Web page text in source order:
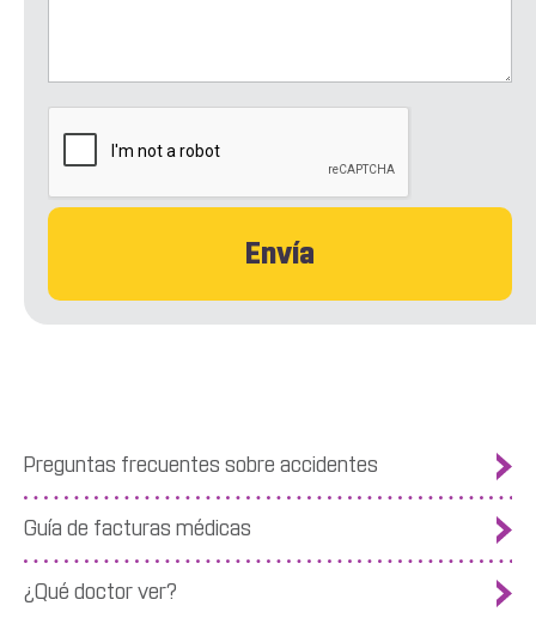
Preguntas frecuentes sobre accidentes
Guía de facturas médicas
¿Qué doctor ver?